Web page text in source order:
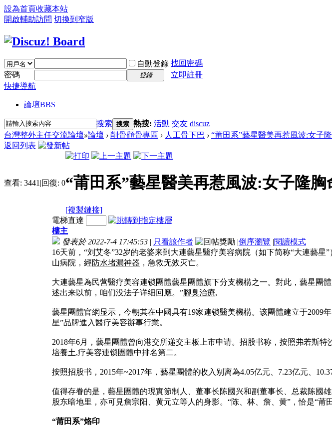
設為首頁收藏本站
開啟輔助訪問 切換到窄版
自動登錄 找回密碼
密碼
登錄
立即註冊
快捷導航
論壇BBS
搜索 搜索 熱搜: 活動 交友 discuz
台灣整外主任交流論壇»論壇 › 削骨顴骨專區 › 人工骨下巴 › “莆田系”藝星醫美再惹風波:女子
返回列表
查看: 3441 |回復: 0“莆田系”藝星醫美再惹風波:女子隆胸
[複製鏈接]
電梯直達
樓主
發表於 2022-7-4 17:45:53 | 只看該作者 |倒序瀏覽 |閱讀模式
16天前，“刘艾冬”32岁的老婆来到大連藝星醫疗美容病院（如下简称“大連藝
山病院，經防水堵漏神器 ，急救无效灭亡。
大連藝星為民营醫疗美容連锁團體藝星團體旗下分支機構之一。對此，藝星團
述出来以前，咱们没法子详细回應。”腳臭治療,
藝星團體官網显示，今朝其在中國具有19家連锁醫美機構。该團體建立于2009
星”品牌進入醫疗美容辦事行業。
2018年6月，藝星團體曾向港交所递交主板上市申请。招股书称，按照弗若斯
培養土,疗美容連锁團體中排名第二。
按照招股书，2015年~2017年，藝星團體的收入别离為4.05亿元、7.23亿元、
值得存眷的是，藝星團體的現實節制人、董事长陈國兴和副董事长、总裁陈國
股东暗地里，亦可見詹宗阳、黄元立等人的身影。“陈、林、詹、黄”，恰是“莆
“莆田系”烙印